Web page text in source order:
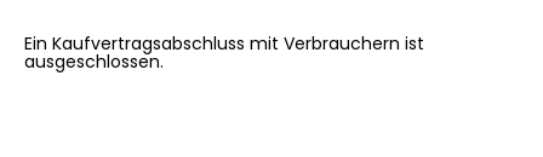
Ein Kaufvertragsabschluss mit Verbrauchern ist
ausgeschlossen.